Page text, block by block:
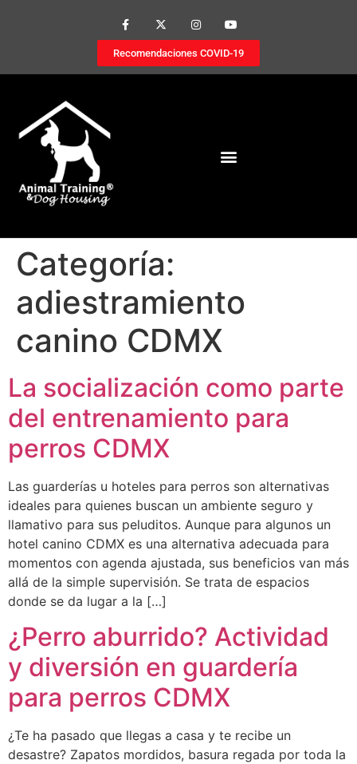
Recomendaciones COVID-19
Categoría:
adiestramiento
canino CDMX
La socialización como parte
del entrenamiento para
perros CDMX
Las guarderías u hoteles para perros son alternativas
ideales para quienes buscan un ambiente seguro y
llamativo para sus peluditos. Aunque para algunos un
hotel canino CDMX es una alternativa adecuada para
momentos con agenda ajustada, sus beneficios van más
allá de la simple supervisión. Se trata de espacios
donde se da lugar a la […]
¿Perro aburrido? Actividad
y diversión en guardería
para perros CDMX
¿Te ha pasado que llegas a casa y te recibe un
desastre? Zapatos mordidos, basura regada por toda la